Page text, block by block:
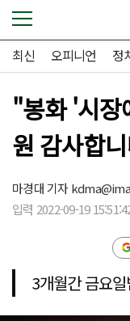
최신 오피니언 정
"봉화 '시장
원 감사합
마경대 기자
입력 2022-09-19
3개월간 금요